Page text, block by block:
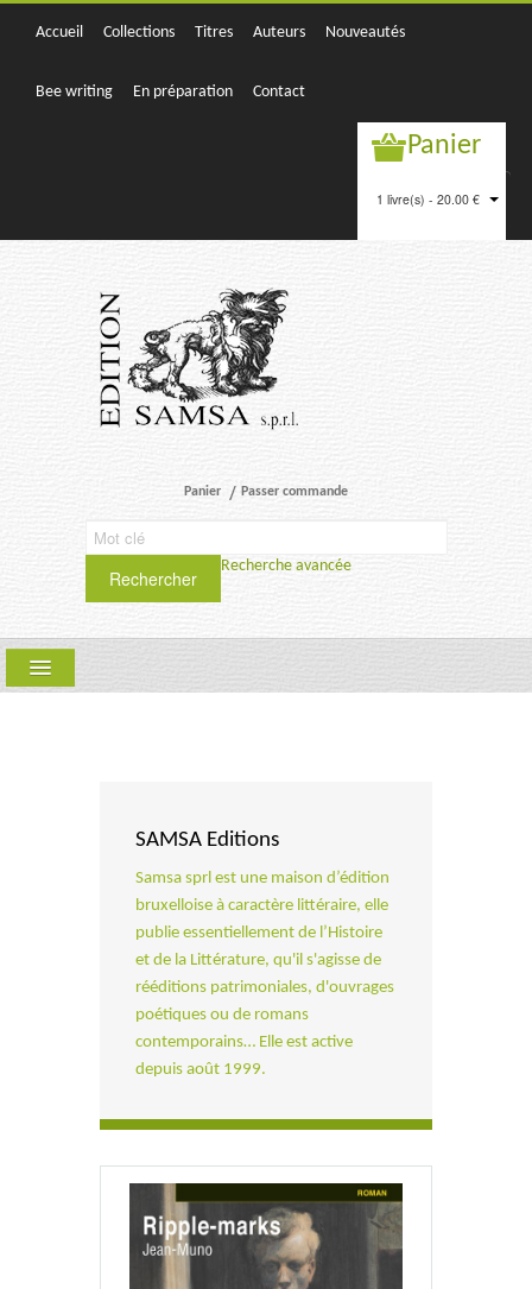
Accueil Collections Titres Auteurs Nouveautés
Bee writing En préparation Contact
Panier
1 livre(s) - 20.00 €
Panier Passer commande
Rechercher
Recherche avancée
SAMSA Editions
Samsa sprl est une maison d’édition
bruxelloise à caractère littéraire, elle
publie essentiellement de l’Histoire
et de la Littérature, qu'il s'agisse de
rééditions patrimoniales, d'ouvrages
poétiques ou de romans
contemporains… Elle est active
depuis août 1999.